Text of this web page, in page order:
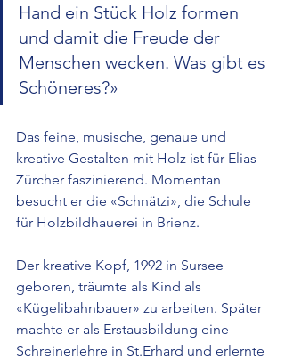
Hand ein Stück Holz formen
und damit die Freude der
Menschen wecken. Was gibt es
Schöneres?»
Das feine, musische, genaue und
kreative Gestalten mit Holz ist für Elias
Zürcher faszinierend. Momentan
besucht er die «Schnätzi», die Schule
für Holzbildhauerei in Brienz.
Der kreative Kopf, 1992 in Sursee
geboren, träumte als Kind als
«Kügelibahnbauer» zu arbeiten. Später
machte er als Erstausbildung eine
Schreinerlehre in St.Erhard und erlernte